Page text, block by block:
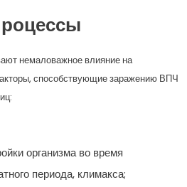
немаловажное влияние на
способствующие заражению ВПЧ
организма во время
периода, климакса;